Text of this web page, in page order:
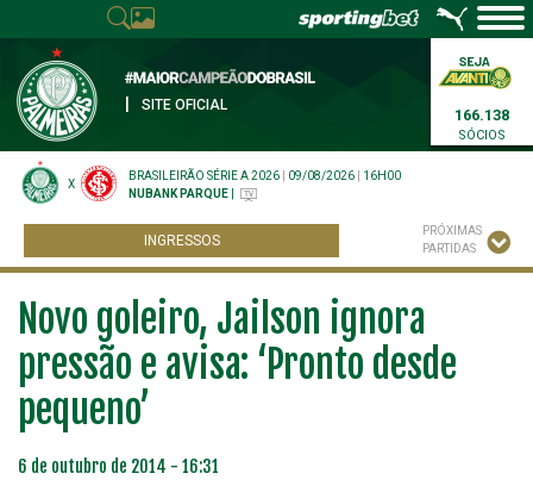
SITE OFICIAL
166.138
SÓCIOS
X
BRASILEIRÃO SÉRIE A 2026 09/08/2026
16H00
NUBANK PARQUE
INGRESSOS
PRÓXIMAS
PARTIDAS
Novo goleiro, Jailson ignora
pressão e avisa: ‘Pronto desde
pequeno’
6 de outubro de 2014 - 16:31